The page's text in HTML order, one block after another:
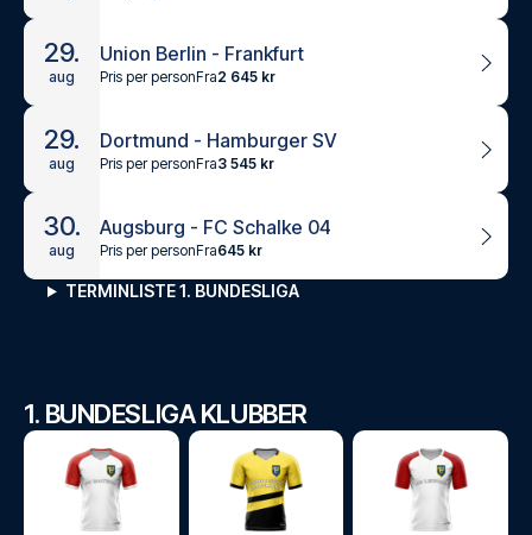
29.
aug
Union Berlin - Frankfurt
Pris per personFra2 645 kr
29.
aug
Dortmund - Hamburger SV
Pris per personFra3 545 kr
30.
aug
Augsburg - FC Schalke 04
Pris per personFra645 kr
TERMINLISTE 1. BUNDESLIGA
1. BUNDESLIGA KLUBBER